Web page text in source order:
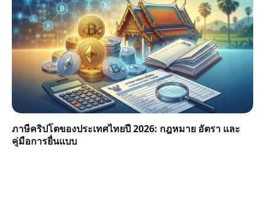
ภาษีคริปโตของประเทศไทยปี 2026: กฎหมาย อัตรา และ
คู่มือการยื่นแบบ